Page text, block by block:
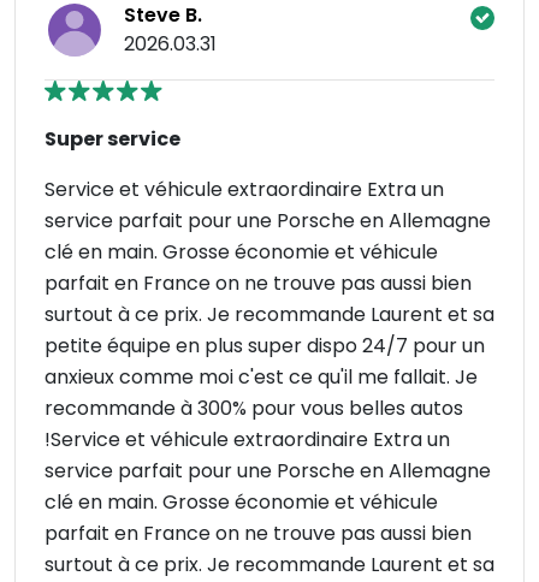
Steve B.
2026.03.31
Super service
Service et véhicule extraordinaire Extra un
service parfait pour une Porsche en Allemagne
clé en main. Grosse économie et véhicule
parfait en France on ne trouve pas aussi bien
surtout à ce prix. Je recommande Laurent et sa
petite équipe en plus super dispo 24/7 pour un
anxieux comme moi c'est ce qu'il me fallait. Je
recommande à 300% pour vous belles autos
!Service et véhicule extraordinaire Extra un
service parfait pour une Porsche en Allemagne
clé en main. Grosse économie et véhicule
parfait en France on ne trouve pas aussi bien
surtout à ce prix. Je recommande Laurent et sa